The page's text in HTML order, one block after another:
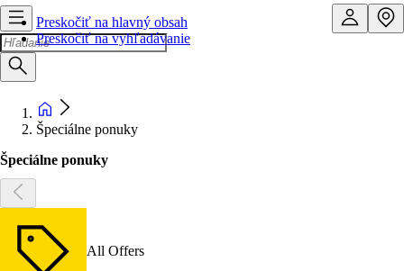
Preskočiť na hlavný obsah
Preskočiť na vyhľadávanie
Špeciálne ponuky
Špeciálne ponuky
All Offers